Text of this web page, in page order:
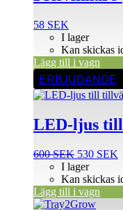
58 SEK
I lager
Kan skickas
Lägg till i vagn
ERBJUDANDE
LED-ljus
600SEK Det
priset
var:
600 SEK.
530 SEK
I lager
Kan skickas
Lägg till i vagn